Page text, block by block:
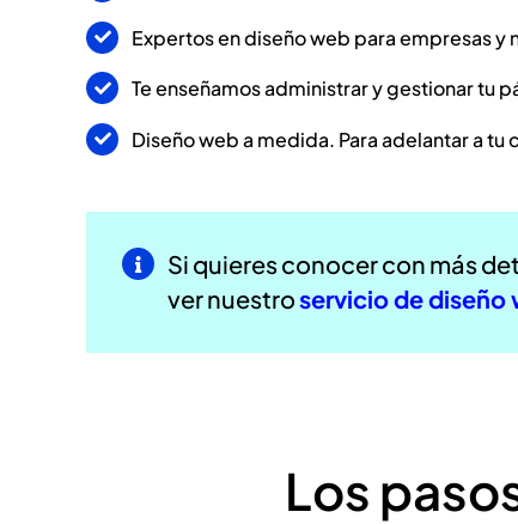
Expertos en diseño web para empresas y
Te enseñamos administrar y gestionar tu
Diseño web a medida. Para adelantar a
Si quieres conocer con más
ver nuestroservicio de
Los